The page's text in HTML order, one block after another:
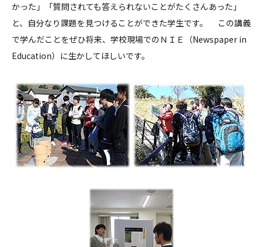
かった」「質問されても答えられないことがたくさんあった」
と、自分なり課題を見つけることができた学生です。 この講義
で学んだことをぜひ将来、学校現場でのＮＩＥ（Newspaper in
Education）に生かしてほしいです。